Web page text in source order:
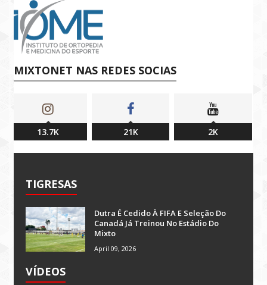
MIXTONET NAS REDES SOCIAS
13.7K 21K 2K
TIGRESAS
Dutra É Cedido À FIFA E Seleção Do
Canadá Já Treinou No Estádio Do
Mixto
April 09, 2026
VÍDEOS